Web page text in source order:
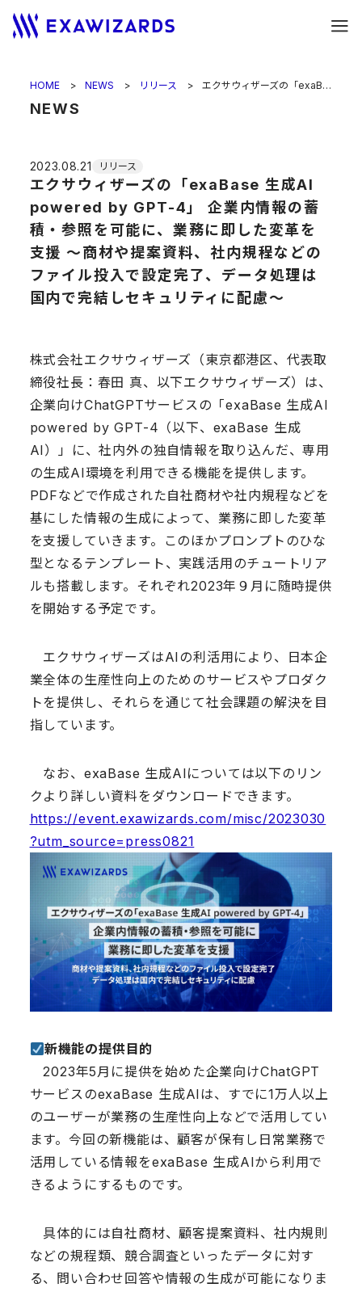
HOME NEWS リリース エクサウィザーズの「exaBase 生成AI powered by GPT-4」 企業内情報の蓄積・参照を可能に、業務に即した変革を支援 〜商材や提案資料、社内規程などのファイル投入で設定完了、データ処理は国内で完結しセキュリティに配慮〜
NEWS
2023.08.21 リリース
エクサウィザーズの「exaBase 生成AI
powered by GPT-4」 企業内情報の蓄
積・参照を可能に、業務に即した変革を
支援 〜商材や提案資料、社内規程などの
ファイル投入で設定完了、データ処理は
国内で完結しセキュリティに配慮〜
株式会社エクサウィザーズ（東京都港区、代表取
締役社長：春田 真、以下エクサウィザーズ）は、
企業向けChatGPTサービスの「exaBase 生成AI
powered by GPT-4（以下、exaBase 生成
AI）」に、社内外の独自情報を取り込んだ、専用
の生成AI環境を利用できる機能を提供します。
PDFなどで作成された自社商材や社内規程などを
基にした情報の生成によって、業務に即した変革
を支援していきます。このほかプロンプトのひな
型となるテンプレート、実践活用のチュートリア
ルも搭載します。それぞれ2023年９月に随時提供
を開始する予定です。
エクサウィザーズはAIの利活用により、日本企
業全体の生産性向上のためのサービスやプロダク
トを提供し、それらを通じて社会課題の解決を目
指しています。
なお、exaBase 生成AIについては以下のリン
クより詳しい資料をダウンロードできます。
https://event.exawizards.com/misc/2023030
?utm_source=press0821
新機能の提供目的
2023年5月に提供を始めた企業向けChatGPT
サービスのexaBase 生成AIは、すでに1万人以上
のユーザーが業務の生産性向上などで活用してい
ます。今回の新機能は、顧客が保有し日常業務で
活用している情報をexaBase 生成AIから利用で
きるようにするものです。
具体的には自社商材、顧客提案資料、社内規則
などの規程類、競合調査といったデータに対す
る、問い合わせ回答や情報の生成が可能になりま